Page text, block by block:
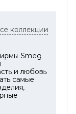
коллекции
Smeg
и любовь
самые